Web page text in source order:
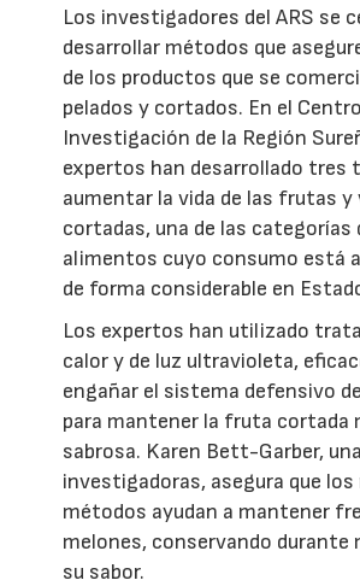
Los investigadores del ARS se
desarrollar métodos que
de los productos que se
pelados y cortados. En el
Investigación de la Región
expertos han desarrollado tres
aumentar la vida de las frutas y
cortadas, una de las categorías
alimentos cuyo consumo está
de forma considerable en
Los expertos han utilizado
calor y de luz ultravioleta,
engañar el sistema defensivo
para mantener la fruta cortada
sabrosa. Karen Bett-Garber,
investigadoras, asegura que los
métodos ayudan a mantener
melones, conservando durante
su sabor.